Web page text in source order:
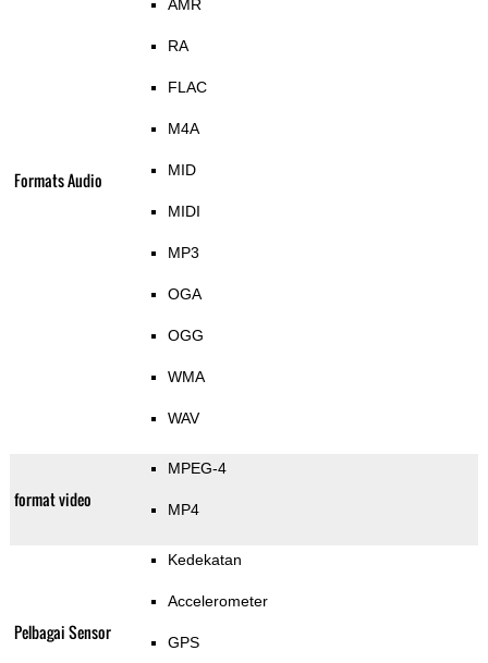
Formats Audio
AMR
RA
FLAC
M4A
MID
MIDI
MP3
OGA
OGG
WMA
WAV
format video
MPEG-4
MP4
Pelbagai Sensor
Kedekatan
Accelerometer
GPS